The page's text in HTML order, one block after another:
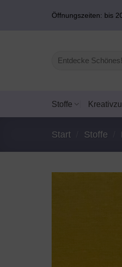
Öffnungszeiten: bis
Suchen
Stoffe
Start Stoffe